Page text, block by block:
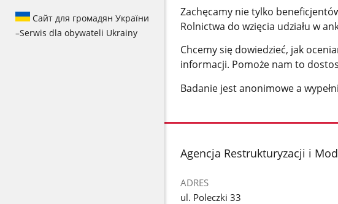
Сайт для громадян України
–Serwis dla obywateli Ukrainy
Zachęcamy nie tylko
Rolnictwa do wzięcia udziału w
Chcemy się dowiedzieć, jak
informacji. Pomoże nam to
Badanie jest anonimowe a
stopka
Agencja Restrukturyzacji i
ADRES
ul. Poleczki 33